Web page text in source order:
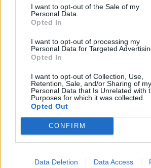
I want to opt-out of the Sale of my
Personal Data.
Opted In
I want to opt-out of processing my
Personal Data for Targeted
Opted In
I want to opt-out of Collection, Use,
Retention, Sale, and/or Sharing of my
Personal Data that Is Unrelated with
Purposes for which it was collected.
Opted Out
CONFIRM
Data Deletion Data Access
ΟΛΕΣ ΟΙ ΕΙΔΗΣΕΙΣ
ΔΗΜΟΦΙΛΗ
Β.Σ. Καρούλιας: Τζίρος 98,7 εκατ.
αύξηση κερδών 57% - Τα νέα